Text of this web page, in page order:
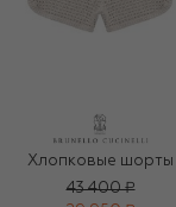
Хлопковые шорты
43 400 ₽